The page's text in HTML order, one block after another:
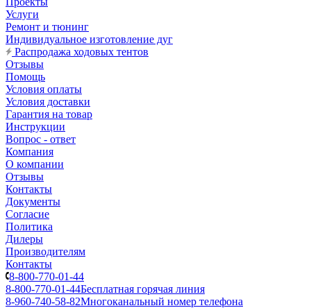
Услуги
Ремонт и тюнинг
Индивидуальное изготовление дуг
Распродажа ходовых тентов
Отзывы
Помощь
Условия оплаты
Условия доставки
Гарантия на товар
Инструкции
Вопрос - ответ
Компания
О компании
Отзывы
Контакты
Документы
Согласие
Политика
Дилеры
Производителям
Контакты
8-800-770-01-44
8-800-770-01-44Бесплатная горячая линия
8-960-740-58-82Многоканальный номер телефона